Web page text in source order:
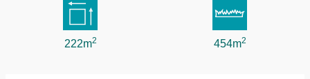
222m2 454m2